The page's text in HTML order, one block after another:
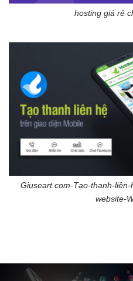
hosting giá rẻ
Giuseart.com-Tạo-thanh-
website-